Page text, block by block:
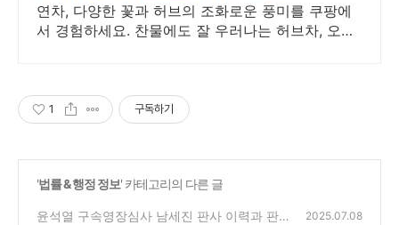
연차, 다양한 꽃과 허브의 조화로운 풍미를 쿠팡에
서 경험하세요. 찬물에도 잘 우러나는 허브차, 오늘
1 구독하기
'법률 & 행정 정보' 카테고리의 다른 글
윤석열 구속영장심사 남세진 판사 이력과 판결
2025.07.08